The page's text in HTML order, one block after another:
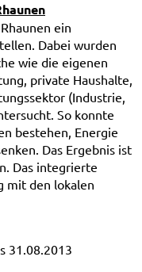
ein
Dabei wurden
wie die eigenen
private Haushalte,
(Industrie,
So konnte
bestehen, Energie
Das Ergebnis ist
Das integrierte
mit den lokalen
31.08.2013